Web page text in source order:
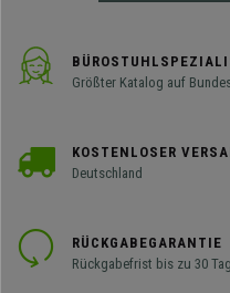
Größter Katalog auf
KOSTENLOSER
Deutschland
RÜCKGABEGARANTIE
Rückgabefrist bis zu 30